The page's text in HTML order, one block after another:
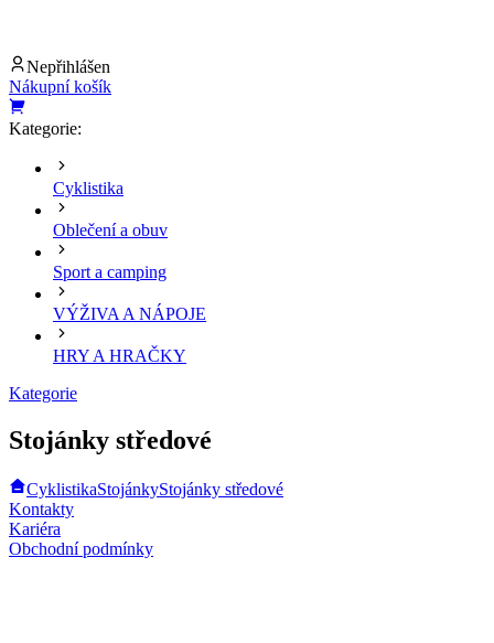
Nepřihlášen
Nákupní košík
Kategorie:
Cyklistika
Oblečení a obuv
Sport a camping
VÝŽIVA A NÁPOJE
HRY A HRAČKY
Kategorie
Stojánky středové
CyklistikaStojánkyStojánky středové
Kontakty
Kariéra
Obchodní podmínky